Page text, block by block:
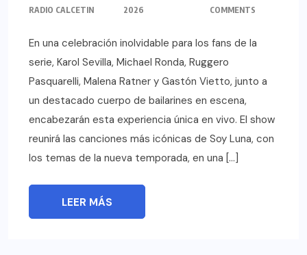
RADIO CALCETIN
2026
COMMENTS
En una celebración inolvidable para los fans de la
serie, Karol Sevilla, Michael Ronda, Ruggero
Pasquarelli, Malena Ratner y Gastón Vietto, junto a
un destacado cuerpo de bailarines en escena,
encabezarán esta experiencia única en vivo. El show
reunirá las canciones más icónicas de Soy Luna, con
los temas de la nueva temporada, en una […]
LEER MÁS